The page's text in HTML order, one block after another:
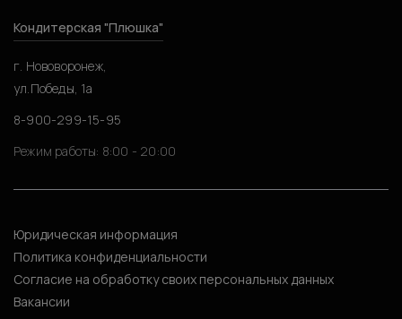
Кондитерская "Плюшка"
г. Нововоронеж,
ул.Победы, 1а
8-900-299-15-95
Режим работы: 8:00 - 20:00
Юридическая информация
Политика конфиденциальности
Согласие на обработку своих персональных данных
Вакансии